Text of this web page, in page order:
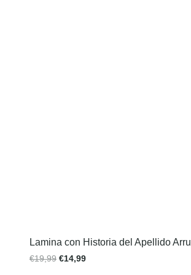
Lamina con Historia del Apellido
€19,99 €14,99